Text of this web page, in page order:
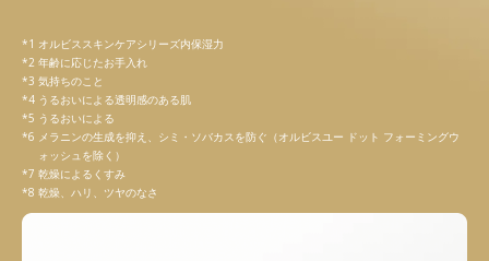
オルビススキンケアシリーズ内保湿力
年齢に応じたお手入れ
気持ちのこと
うるおいによる透明感のある肌
うるおいによる
メラニンの生成を抑え、シミ・ソバカスを防ぐ（オルビスユー ドット フォーミングウ
ォッシュを除く）
乾燥によるくすみ
乾燥、ハリ、ツヤのなさ